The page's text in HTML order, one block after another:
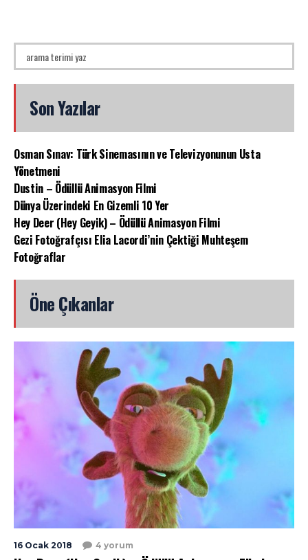
Son Yazılar
Osman Sınav: Türk Sinemasının ve Televizyonunun Usta
Yönetmeni
Dustin – Ödüllü Animasyon Filmi
Dünya Üzerindeki En Gizemli 10 Yer
Hey Deer (Hey Geyik) – Ödüllü Animasyon Filmi
Gezi Fotoğrafçısı Elia Lacordi’nin Çektiği Muhteşem
Fotoğraflar
Öne Çıkanlar
16 Ocak 2018 4 yorum